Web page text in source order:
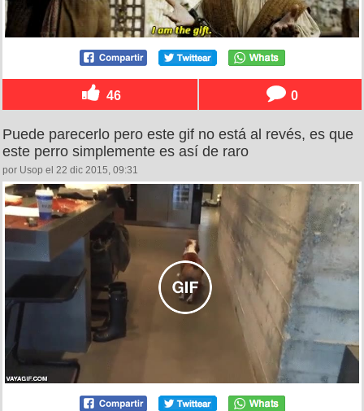
46 0
Puede parecerlo pero este gif no está al revés, es que
este perro simplemente es así de raro
por Usop el 22 dic 2015, 09:31